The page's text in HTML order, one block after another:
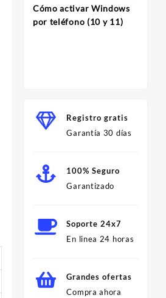
Cómo activar Windows
por teléfono (10 y 11)
Registro gratis
Garantía 30 días
100% Seguro
Garantizado
Soporte 24x7
En linea 24 horas
Grandes ofertas
Compra ahora